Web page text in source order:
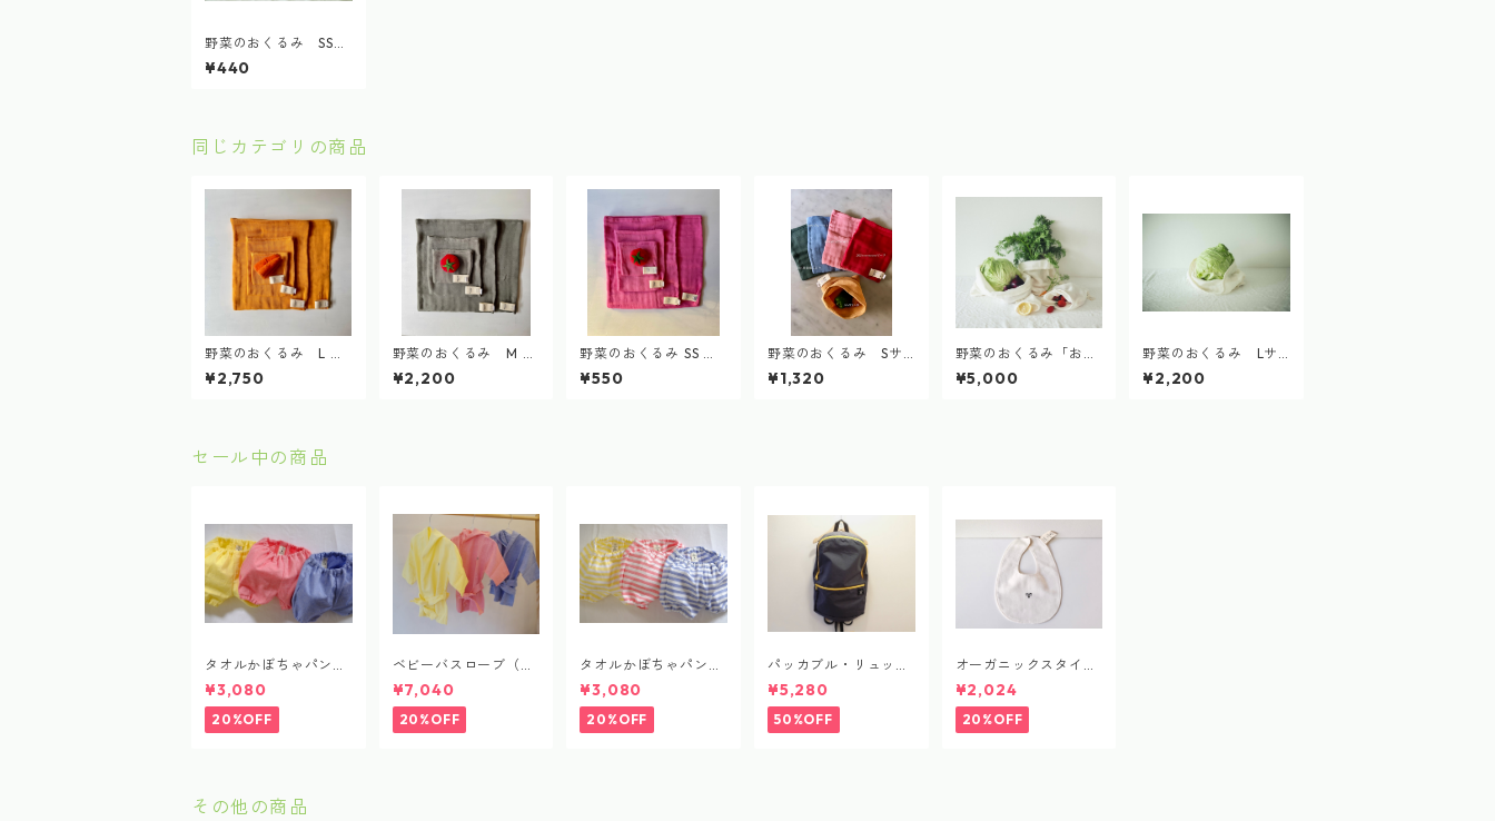
野菜のおくるみ SSサ
イズ vegetable swad
dle
¥440
同じカテゴリの商品
野菜のおくるみ L ボ
タニカルダイ vegeta
ble swaddle botanic
¥2,750
野菜のおくるみ M ボ
タニカルダイ vegeta
ble swaddle botanic
¥2,200
野菜のおくるみ SS ボ
タニカルダイ vegeta
ble swaddle botanic
¥550
野菜のおくるみ Sサ
イズ ボタニカルダイ
vegetable swaddle b
¥1,320
野菜のおくるみ「お買
い得スタートセット」
（SS.S.M.L各一枚）
¥5,000
野菜のおくるみ Lサ
イズ vegetable swad
dle
¥2,200
セール中の商品
タオルかぼちゃパンツ
（ムジ）
¥3,080
20%OFF
ベビーバスローブ（ム
ジ）
¥7,040
20%OFF
タオルかぼちゃパンツ
（ボーダー）
¥3,080
20%OFF
パッカブル・リュック
サック
¥5,280
50%OFF
オーガニックスタイ
organic cotton bib
¥2,024
20%OFF
その他の商品